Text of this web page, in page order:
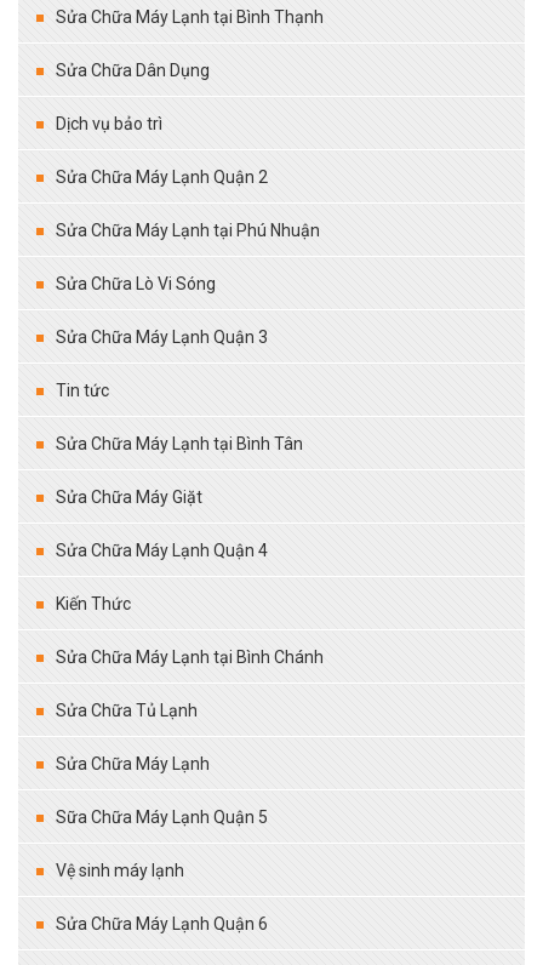
Sửa Chữa Máy Lạnh tại Bình Thạnh
Sửa Chữa Dân Dụng
Dịch vụ bảo trì
Sửa Chữa Máy Lạnh Quận 2
Sửa Chữa Máy Lạnh tại Phú Nhuận
Sửa Chữa Lò Vi Sóng
Sửa Chữa Máy Lạnh Quận 3
Tin tức
Sửa Chữa Máy Lạnh tại Bình Tân
Sửa Chữa Máy Giặt
Sửa Chữa Máy Lạnh Quận 4
Kiến Thức
Sửa Chữa Máy Lạnh tại Bình Chánh
Sửa Chữa Tủ Lạnh
Sửa Chữa Máy Lạnh
Sữa Chữa Máy Lạnh Quận 5
Vệ sinh máy lạnh
Sửa Chữa Máy Lạnh Quận 6